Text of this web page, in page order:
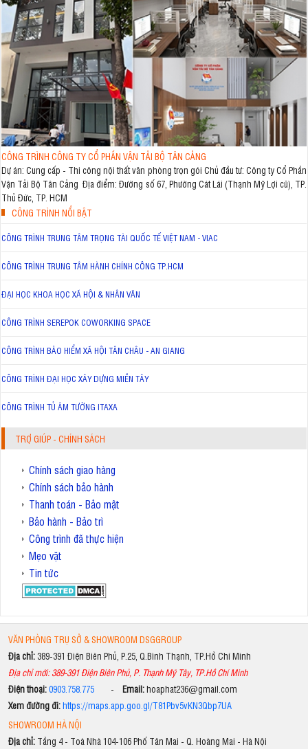
CÔNG TRÌNH CÔNG TY CỔ PHẦN VẬN TẢI BỘ TÂN CẢNG
Dự án: Cung cấp - Thi công nội thất văn phòng trọn gói Chủ đầu tư: Công ty Cổ Phần
Vận Tải Bộ Tân Cảng Địa điểm: Đường số 67, Phường Cát Lái (Thạnh Mỹ Lợi cũ), TP.
Thủ Đức, TP. HCM
CÔNG TRÌNH NỔI BẬT
CÔNG TRÌNH TRUNG TÂM TRỌNG TÀI QUỐC TẾ VIỆT NAM - VIAC
CÔNG TRÌNH TRUNG TÂM HÀNH CHÍNH CÔNG TP.HCM
ĐẠI HỌC KHOA HỌC XÃ HỘI & NHÂN VĂN
CÔNG TRÌNH SEREPOK COWORKING SPACE
CÔNG TRÌNH BẢO HIỂM XÃ HỘI TÂN CHÂU - AN GIANG
CÔNG TRÌNH ĐẠI HỌC XÂY DỰNG MIỀN TÂY
CÔNG TRÌNH TỦ ÂM TƯỜNG ITAXA
TRỢ GIÚP - CHÍNH SÁCH
Chính sách giao hàng
Chính sách bảo hành
Thanh toán - Bảo mật
Bảo hành - Bảo trì
Công trình đã thực hiện
Mẹo vặt
Tin tức
VĂN PHÒNG TRỤ SỞ & SHOWROOM DSGGROUP
Địa chỉ: 389-391 Điện Biên Phủ, P.25, Q.Bình Thạnh, TP.Hồ Chí Minh
Địa chỉ mới: 389-391 Điện Biên Phủ, P. Thạnh Mỹ Tây, TP.Hồ Chí Minh
Điện thoại:0903.758.775- Email:hoaphat236@gmail.com
Xem đường đi:https://maps.app.goo.gl/T81Pbv5vKN3Qbp7UA
SHOWROOM HÀ NỘI
Địa chỉ:Tầng 4 - Toà Nhà 104-106 Phố Tân Mai - Q. Hoàng Mai - Hà Nội